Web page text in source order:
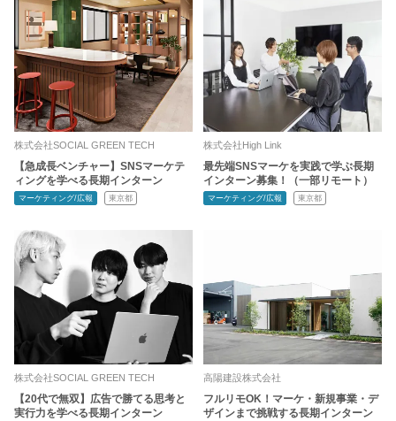
株式会社SOCIAL GREEN TECH
【急成長ベンチャー】SNSマーケテ
ィングを学べる長期インターン
マーケティング/広報 東京都
株式会社High Link
最先端SNSマーケを実践で学ぶ長期
インターン募集！（一部リモート）
マーケティング/広報 東京都
株式会社SOCIAL GREEN TECH
【20代で無双】広告で勝てる思考と
実行力を学べる長期インターン
高陽建設株式会社
フルリモOK！マーケ・新規事業・デ
ザインまで挑戦する長期インターン